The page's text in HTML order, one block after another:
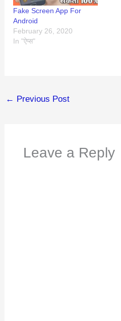
Fake Screen App For
Android
February 26, 2020
In "ऐप्स"
← Previous Post
Leave a Reply